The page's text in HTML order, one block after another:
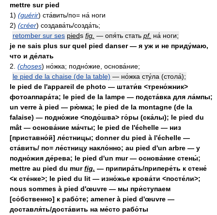
mettre sur pied
1) (guérir) ста́вить/по= на́ ноги
2) (créer) создава́ть/созда́ть;
retomber sur ses pieds fig. — опя́ть стать pf. на́ ноги;
je ne sais plus sur quel pied danser — я уж и не приду́маю,
что и де́лать
2. (choses) но́жка; подно́жие, основа́ние;
le pied de la chaise (de la table) — но́жка сту́ла (стола́);
le pied de l'appareil de photo — штати́в <трено́жник>
фотоаппара́та; le pied de la lampe — подста́вка для ла́мпы;
un verre à pied — рю́мка; le pied de la montagne (de la
falaise) — подно́жие <подо́шва> го́ры (ска́лы); le pied du
mât — основа́ние ма́чты; le pied de l'échelle — низ
[приставно́й] ле́стницы; donner du pied à l'échelle —
ста́вить/ по= ле́стницу накло́нно; au pied d'un arbre — у
подно́жия де́рева; le pied d'un mur — основа́ние стены́;
mettre au pied du murfig. — припира́ть/припере́ть к стене́
<к сте́нке>; le pied du lit — изно́жье крова́ти <посте́ли>;
nous sommes à pied d'œuvre — мы при́ступаем
[со́бственно] к рабо́те; amener à pied d'œuvre —
доставля́ть/доста́вить на ме́сто рабо́ты